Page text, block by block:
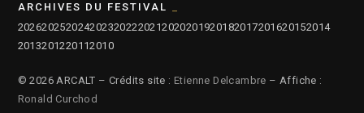
ARCHIVES DU FESTIVAL
2026202520242023202220212020201920182017201620152014
2013201220112010
© 2026 ARCALT – Crédits site : Etienne Delcambre – Affiche :
Ronald Curchod